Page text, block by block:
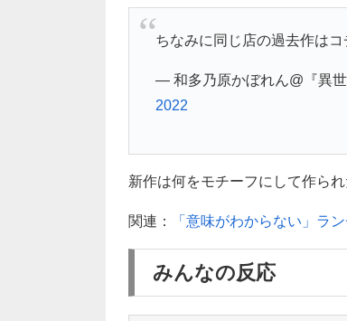
ちなみに同じ店の過去作はコ
— 和多乃原かぼれん@『異
2022
新作は何をモチーフにして作ら
関連： 「意味がわからない」ラ
みんなの反応